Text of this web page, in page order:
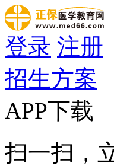
登录 注册
招生方案
APP下载
扫一扫，